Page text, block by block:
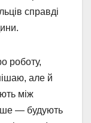
справді
роботу,
але й
між
— будують